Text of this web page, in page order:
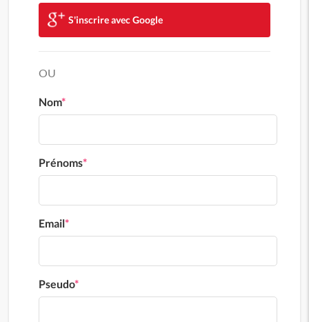
S'inscrire avec Google
OU
Nom*
Prénoms*
Email*
Pseudo*